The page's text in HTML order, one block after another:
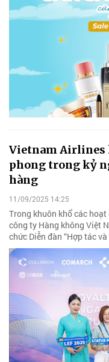
Vietnam Airlines
phong trong kỷ
hàng
11/09/2025 14:25
Trong khuôn khổ các
công ty Hàng không Việt
chức Diễn đàn “Hợp tác